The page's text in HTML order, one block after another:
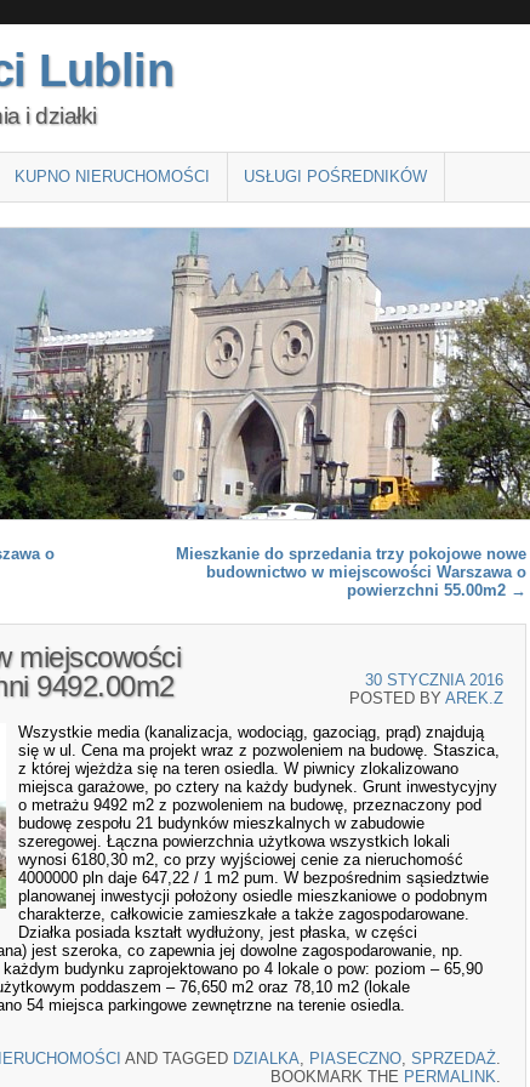
Lublin
i działki
KUPNO NIERUCHOMOŚCI USŁUGI POŚREDNIKÓW
o
Mieszkanie do sprzedania trzy pokojowe nowe
budownictwo w miejscowości Warszawa o
powierzchni 55.00m2 →
miejscowości
9492.00m2
30 STYCZNIA 2016
POSTED BY AREK.Z
Wszystkie media (kanalizacja, wodociąg, gazociąg, prąd) znajdują
się w ul. Cena ma projekt wraz z pozwoleniem na budowę. Staszica,
z której wjeżdża się na teren osiedla. W piwnicy zlokalizowano
miejsca garażowe, po cztery na każdy budynek. Grunt inwestycyjny
o metrażu 9492 m2 z pozwoleniem na budowę, przeznaczony pod
budowę zespołu 21 budynków mieszkalnych w zabudowie
szeregowej. Łączna powierzchnia użytkowa wszystkich lokali
wynosi 6180,30 m2, co przy wyjściowej cenie za nieruchomość
4000000 pln daje 647,22 / 1 m2 pum. W bezpośrednim sąsiedztwie
planowanej inwestycji położony osiedle mieszkaniowe o podobnym
charakterze, całkowicie zamieszkałe a także zagospodarowane.
Działka posiada kształt wydłużony, jest płaska, w części
jest szeroka, co zapewnia jej dowolne zagospodarowanie, np.
budynku zaprojektowano po 4 lokale o pow: poziom – 65,90
poddaszem – 76,650 m2 oraz 78,10 m2 (lokale
54 miejsca parkingowe zewnętrzne na terenie osiedla.
AND TAGGED DZIALKA PIASECZNO SPRZEDAŻ
BOOKMARK THE PERMALINK